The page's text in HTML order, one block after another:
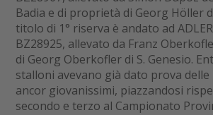
Badia e di proprietà di Georg Höller
titolo di 1° riserva è andato ad
BZ28925, allevato da Franz
di Georg Oberkofler di S. Genesio.
stalloni avevano già dato prova
ancor giovanissimi, piazzandosi
secondo e terzo al Campionato